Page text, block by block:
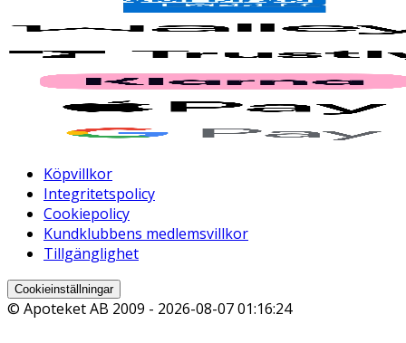
Köpvillkor
Integritetspolicy
Cookiepolicy
Kundklubbens medlemsvillkor
Tillgänglighet
Cookieinställningar
© Apoteket AB 2009 - 2026-08-07 01:16:24